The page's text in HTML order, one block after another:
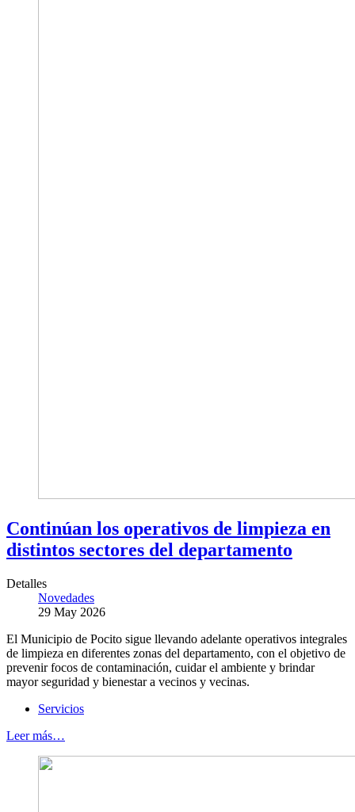
Continúan los operativos de limpieza en
distintos sectores del departamento
Detalles
Novedades
29 May 2026
El Municipio de Pocito sigue llevando adelante operativos integrales
de limpieza en diferentes zonas del departamento, con el objetivo de
prevenir focos de contaminación, cuidar el ambiente y brindar
mayor seguridad y bienestar a vecinos y vecinas.
Servicios
Leer más…